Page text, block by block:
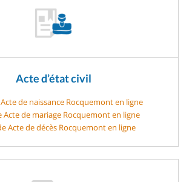
Acte d’état civil
de naissance Rocquemont en ligne
Acte de mariage Rocquemont en ligne
Acte de décès Rocquemont en ligne